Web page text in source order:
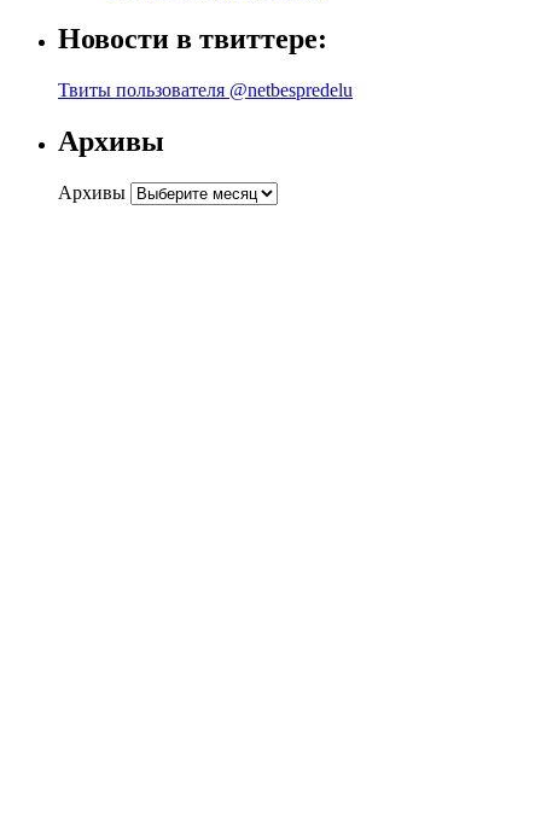
Новости в твиттере:
Твиты пользователя @netbespredelu
Архивы
Архивы